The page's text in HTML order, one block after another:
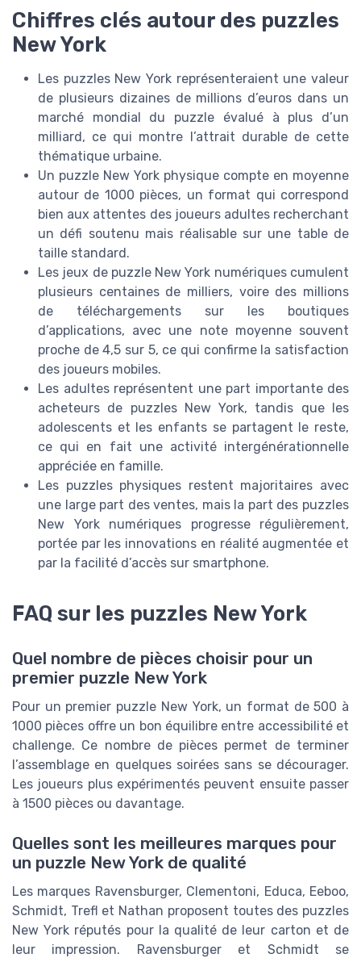
Chiffres clés autour des puzzles
New York
Les puzzles New York représenteraient une valeur
de plusieurs dizaines de millions d’euros dans un
marché mondial du puzzle évalué à plus d’un
milliard, ce qui montre l’attrait durable de cette
thématique urbaine.
Un puzzle New York physique compte en moyenne
autour de 1000 pièces, un format qui correspond
bien aux attentes des joueurs adultes recherchant
un défi soutenu mais réalisable sur une table de
taille standard.
Les jeux de puzzle New York numériques cumulent
plusieurs centaines de milliers, voire des millions
de téléchargements sur les boutiques
d’applications, avec une note moyenne souvent
proche de 4,5 sur 5, ce qui confirme la satisfaction
des joueurs mobiles.
Les adultes représentent une part importante des
acheteurs de puzzles New York, tandis que les
adolescents et les enfants se partagent le reste,
ce qui en fait une activité intergénérationnelle
appréciée en famille.
Les puzzles physiques restent majoritaires avec
une large part des ventes, mais la part des puzzles
New York numériques progresse régulièrement,
portée par les innovations en réalité augmentée et
par la facilité d’accès sur smartphone.
FAQ sur les puzzles New York
Quel nombre de pièces choisir pour un
premier puzzle New York
Pour un premier puzzle New York, un format de 500 à
1000 pièces offre un bon équilibre entre accessibilité et
challenge. Ce nombre de pièces permet de terminer
l’assemblage en quelques soirées sans se décourager.
Les joueurs plus expérimentés peuvent ensuite passer
à 1500 pièces ou davantage.
Quelles sont les meilleures marques pour
un puzzle New York de qualité
Les marques Ravensburger, Clementoni, Educa, Eeboo,
Schmidt, Trefl et Nathan proposent toutes des puzzles
New York réputés pour la qualité de leur carton et de
leur impression. Ravensburger et Schmidt se